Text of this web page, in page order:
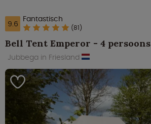
9.6 Fantastisch
(81)
Bell Tent Emperor - 4 persoons
Jubbega in Friesland